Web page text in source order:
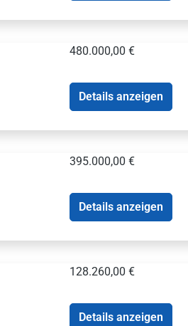
480.000,00 €
Details anzeigen
395.000,00 €
Details anzeigen
128.260,00 €
Details anzeigen